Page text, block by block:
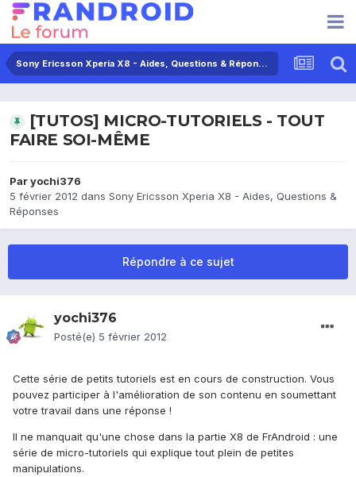
Sony Ericsson Xperia X8 - Aides, Questions & Réponses
[TUTOS] MICRO-TUTORIELS - TOUT
FAIRE SOI-MÊME
Paryochi376
5 février 2012 dans Sony Ericsson Xperia X8 - Aides, Questions &
Réponses
Répondre à ce sujet
yochi376
Posté(e) 5 février 2012
Cette série de petits tutoriels est en cours de construction. Vous
pouvez participer à l'amélioration de son contenu en soumettant
votre travail dans une réponse !
Il ne manquait qu'une chose dans la partie X8 de FrAndroid : une
série de micro-tutoriels qui explique tout plein de petites
manipulations.